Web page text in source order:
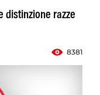
distinzione razze
8381